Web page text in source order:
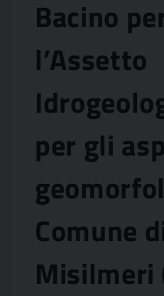
Bacino
l’Assetto
per gli
Comune
Misilmeri